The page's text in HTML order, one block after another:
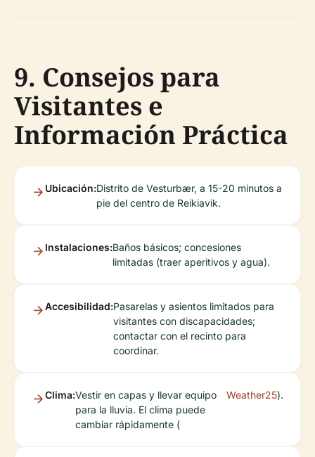
9. Consejos para
Visitantes e
Información Práctica
Ubicación:Distrito de Vesturbær, a 15-20 minutos a
pie del centro de Reikiavik.
Instalaciones:Baños básicos; concesiones
limitadas (traer aperitivos y agua).
Accesibilidad:Pasarelas y asientos limitados para
visitantes con discapacidades;
contactar con el recinto para
coordinar.
Clima:Vestir en capas y llevar equipo
para la lluvia. El clima puede
cambiar rápidamente (
Weather25).